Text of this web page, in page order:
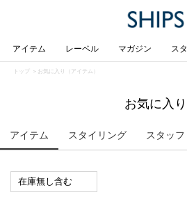
アイテム レーベル マガジン ス
トップ > お気に入り（アイテム）
お気に入り
アイテム スタイリング スタッフ